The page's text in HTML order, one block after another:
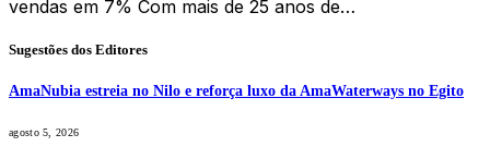
vendas em 7% Com mais de 25 anos de…
Sugestões dos Editores
AmaNubia estreia no Nilo e reforça luxo da AmaWaterways no Egito
agosto 5, 2026